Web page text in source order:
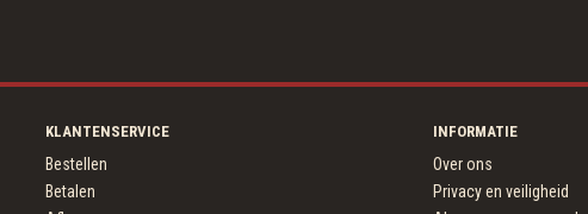
KLANTENSERVICE
Bestellen
Betalen
INFORMATIE
Over ons
Privacy en veiligheid